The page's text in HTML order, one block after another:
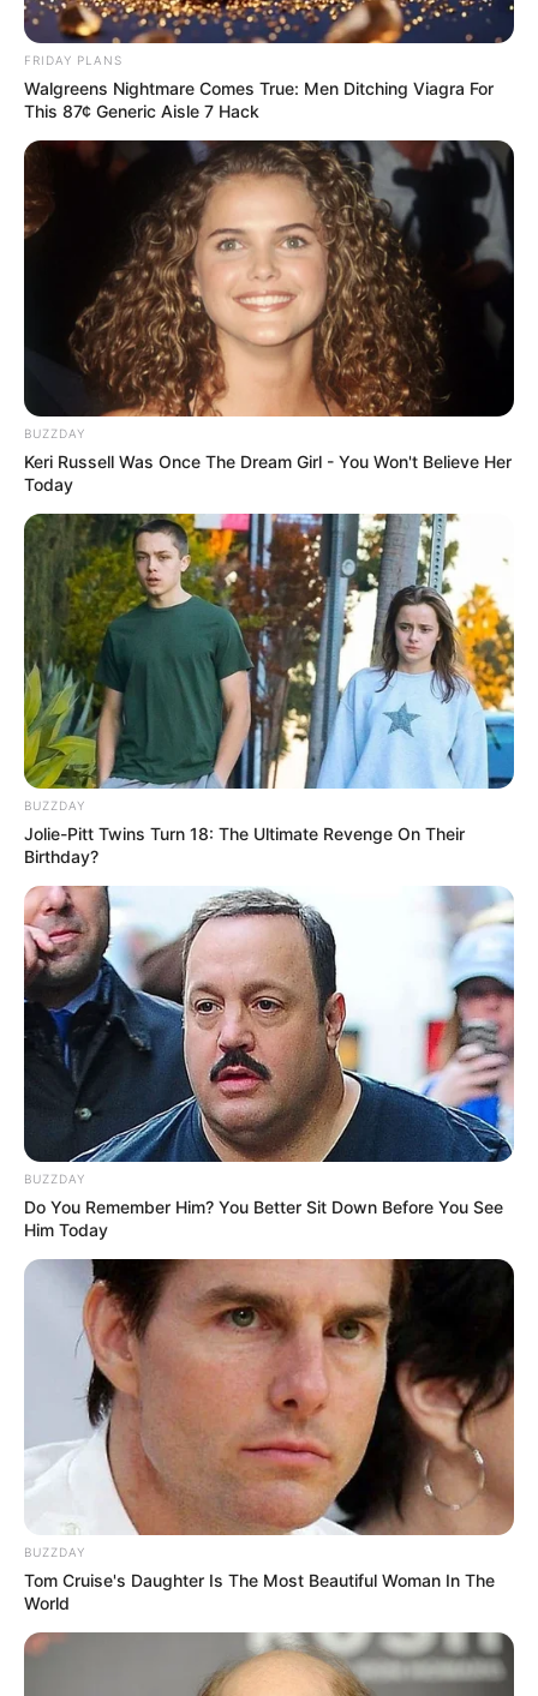
FRIDAY PLANS
Walgreens Nightmare Comes True: Men Ditching Viagra For
This 87¢ Generic Aisle 7 Hack
BUZZDAY
Keri Russell Was Once The Dream Girl - You Won't Believe Her
Today
BUZZDAY
Jolie-Pitt Twins Turn 18: The Ultimate Revenge On Their
Birthday?
BUZZDAY
Do You Remember Him? You Better Sit Down Before You See
Him Today
BUZZDAY
Tom Cruise's Daughter Is The Most Beautiful Woman In The
World